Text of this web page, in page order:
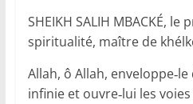
SHEIKH SALIH MBACKÉ,
spiritualité, maître de
Allah, ô Allah,
infinie et ouvre‑lui les